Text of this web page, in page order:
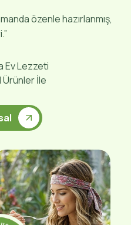
özenle hazırlanmış,
Ev Lezzeti
İle